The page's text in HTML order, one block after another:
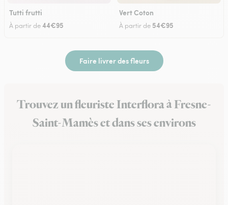
Tutti frutti
À partir de44€95
Vert Coton
À partir de 54€95
Faire livrer des fleurs
Trouvez un fleuriste Interflora à Fresne-
Saint-Mamès et dans ses environs